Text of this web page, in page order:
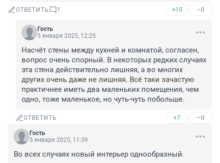
ОТВЕТИТЬ 1 +15 –0
Гость
5 января 2025, 12:25
Насчёт стены между кухней и комнатой, согласен,
вопрос очень спорный. В некоторых редких случаях
эта стена действительно лишняя, а во многих
других очень даже не лишняя. Всё таки зачастую
практичнее иметь два маленьких помещения, чем
одно, тоже маленькое, но чуть-чуть побольше.
ОТВЕТИТЬ +7 –0
Гость
5 января 2025, 11:39
Во всех случаях новый интерьер однообразный.